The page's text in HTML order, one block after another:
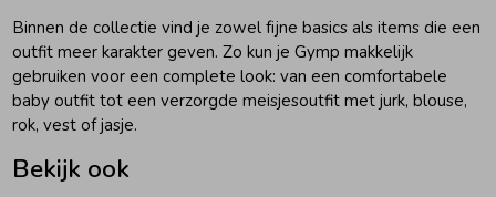
Binnen de collectie vind je zowel fijne basics als items die een
outfit meer karakter geven. Zo kun je Gymp makkelijk
gebruiken voor een complete look: van een comfortabele
baby outfit tot een verzorgde meisjesoutfit met jurk, blouse,
rok, vest of jasje.
Bekijk ook